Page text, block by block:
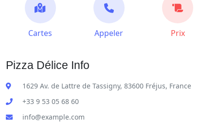
Cartes Appeler Prix
Pizza Délice Info
1629 Av. de Lattre de Tassigny, 83600 Fréjus, France
+33 9 53 05 68 60
info@example.com